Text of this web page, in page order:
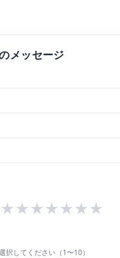
★★★★★★★
択してください（1〜10）